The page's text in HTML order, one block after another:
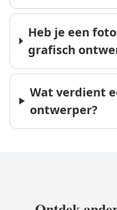
Heb je een
grafisch
Wat verdient
ontwerper?